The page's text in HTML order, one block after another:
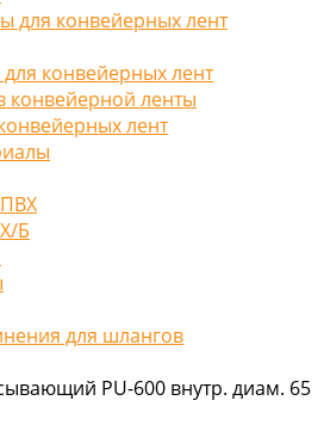
для конвейерных лент
конвейерных лент
конвейерной ленты
лент
Б
для шлангов